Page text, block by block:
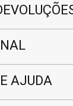
AJUDA